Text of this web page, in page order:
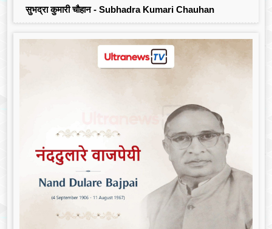
सुभद्रा कुमारी चौहान - Subhadra Kumari Chauhan